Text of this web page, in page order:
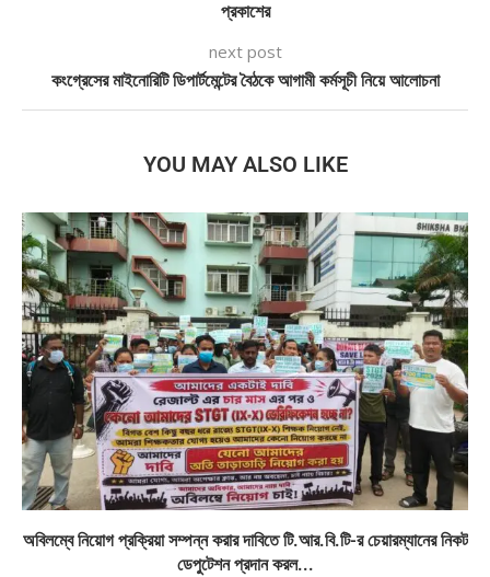
প্রকাশের
next post
কংগ্রেসের মাইনোরিটি ডিপার্টমেন্টের বৈঠকে আগামী কর্মসূচী নিয়ে আলোচনা
YOU MAY ALSO LIKE
অবিলম্বে নিয়োগ প্রক্রিয়া সম্পন্ন করার দাবিতে টি.আর.বি.টি-র চেয়ারম্যানের নিকট
ডেপুটেশন প্রদান করল...